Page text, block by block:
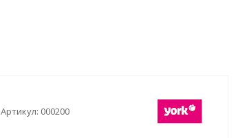
Артикул: 000200